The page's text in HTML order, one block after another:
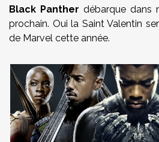
Black Panther débarque dans
prochain. Oui la Saint Valentin
de Marvel cette année.